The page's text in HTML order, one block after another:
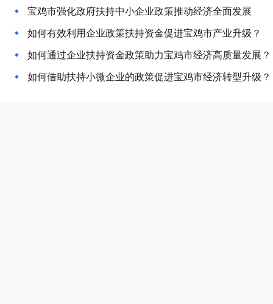
宝鸡市强化政府扶持中小企业政策推动经济全面发展
如何有效利用企业政策扶持资金促进宝鸡市产业升级？
如何通过企业扶持资金政策助力宝鸡市经济高质量发展？
如何借助扶持小微企业的政策促进宝鸡市经济转型升级？